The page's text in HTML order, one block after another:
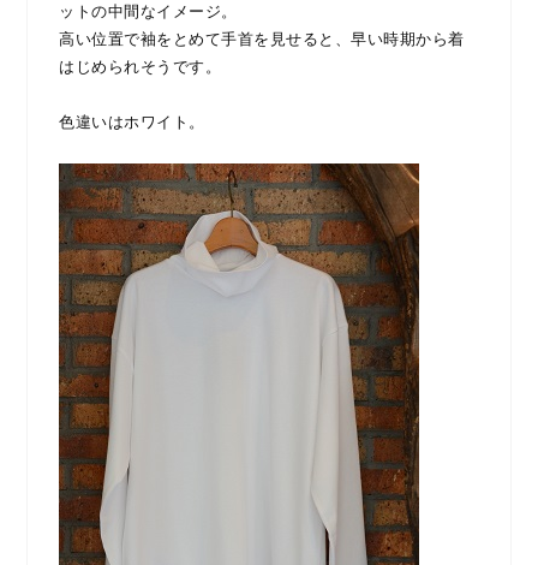
ットの中間なイメージ。
高い位置で袖をとめて手首を見せると、早い時期から着
はじめられそうです。
色違いはホワイト。